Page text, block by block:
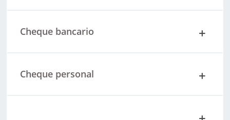
Cheque bancario
Cheque personal